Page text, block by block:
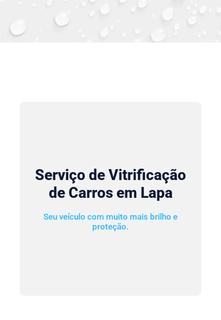
Serviço de Vitrificação
de Carros em Lapa
Seu veículo com muito mais brilho e
proteção.